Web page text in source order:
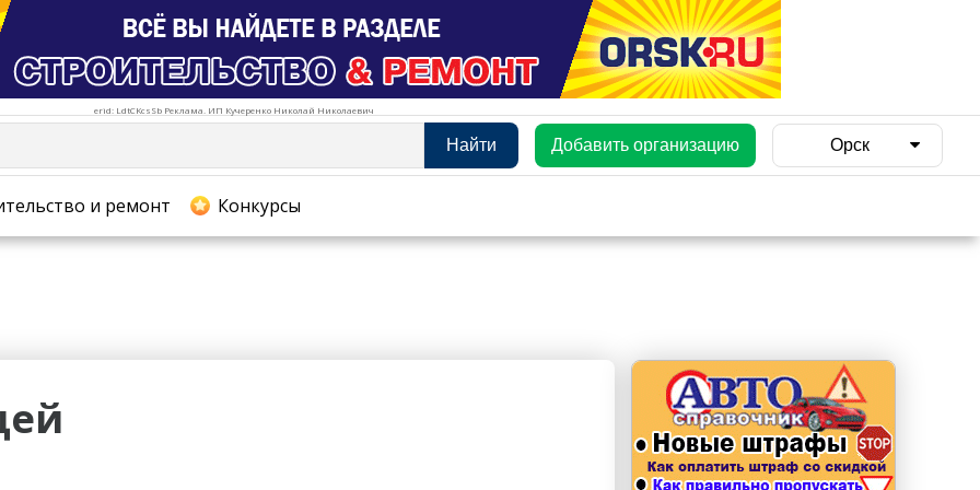
erid: LdtCKcsSb Реклама. ИП Кучеренко Николай Николаевич
Найти Добавить организацию Орск
и ремонт Конкурсы